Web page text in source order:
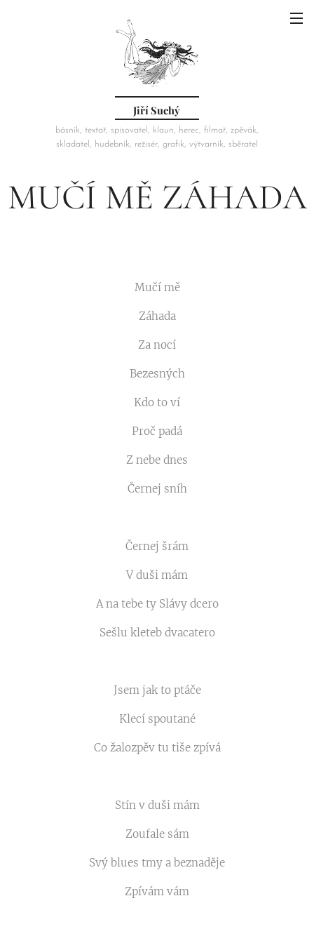
Jiří Suchý
básník, textař, spisovatel, klaun, herec, filmař, zpěvák,
skladatel, hudebník, režisér, grafik, výtvarník, sběratel
MUČÍ MĚ ZÁHADA
Mučí mě
Záhada
Za nocí
Bezesných
Kdo to ví
Proč padá
Z nebe dnes
Černej sníh
Černej šrám
V duši mám
A na tebe ty Slávy dcero
Sešlu kleteb dvacatero
Jsem jak to ptáče
Klecí spoutané
Co žalozpěv tu tiše zpívá
Stín v duši mám
Zoufale sám
Svý blues tmy a beznaděje
Zpívám vám